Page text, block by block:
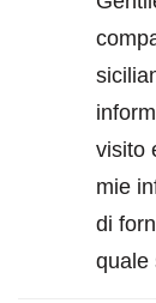
visito
mie
di
quale